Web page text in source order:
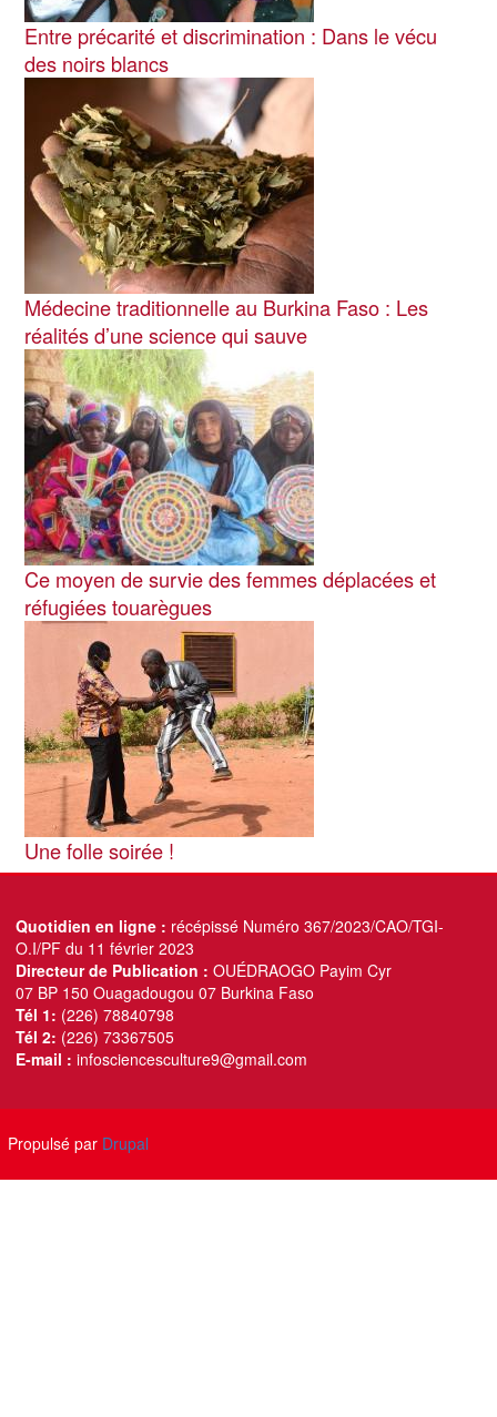
Entre précarité et discrimination : Dans le vécu
des noirs blancs
Médecine traditionnelle au Burkina Faso : Les
réalités d’une science qui sauve
Image
Ce moyen de survie des femmes déplacées et
réfugiées touarègues
Image
Une folle soirée !
Quotidien en ligne : récépissé Numéro 367/2023/CAO/TGI-
O.I/PF du 11 février 2023
Directeur de Publication : OUÉDRAOGO Payim Cyr
07 BP 150 Ouagadougou 07 Burkina Faso
Tél 1: (226) 78840798
Tél 2: (226) 73367505
E-mail : infosciencesculture9@gmail.com
Propulsé par Drupal